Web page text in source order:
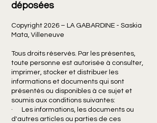
déposées
Copyright 2026 – LA GABARDINE - Saskia
Mata, Villeneuve
Tous droits réservés. Par les présentes,
toute personne est autorisée à consulter,
imprimer, stocker et distribuer les
informations et documents qui sont
présentés ou disponibles à ce sujet et
soumis aux conditions suivantes:
· Les informations, les documents ou
d'autres articles ou parties de ces